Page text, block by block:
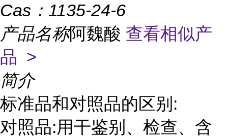
Cas： 1135-24-6
产品名称阿魏酸 查看相似产
品 >
简介
标准品和对照品的区别:
对照品:用干鉴别、检查、含